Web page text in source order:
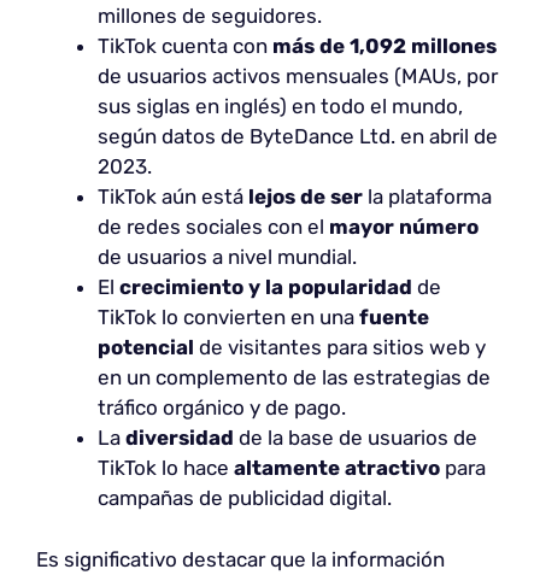
millones de seguidores.
TikTok cuenta con más de 1,092 millones
de usuarios activos mensuales (MAUs, por
sus siglas en inglés) en todo el mundo,
según datos de ByteDance Ltd. en abril de
2023.
TikTok aún está lejos de ser la plataforma
de redes sociales con el mayor número
de usuarios a nivel mundial.
El crecimiento y la popularidad de
TikTok lo convierten en una fuente
potencial de visitantes para sitios web y
en un complemento de las estrategias de
tráfico orgánico y de pago.
La diversidad de la base de usuarios de
TikTok lo hace altamente atractivo para
campañas de publicidad digital.
Es significativo destacar que la información